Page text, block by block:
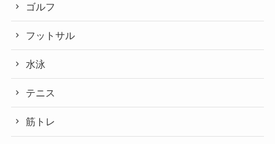
ゴルフ
フットサル
水泳
テニス
筋トレ